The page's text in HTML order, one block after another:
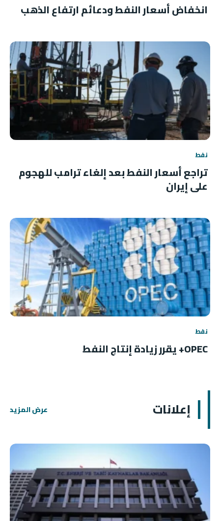
انخفاض أسعار النفط ودعائم ارتفاع الذهب
نفط
تراجع أسعار النفط بعد إلغاء ترامب للهجوم
على إيران
نفط
OPEC+ يقرر زيادة إنتاج النفط
إعلانات عرض المزيد